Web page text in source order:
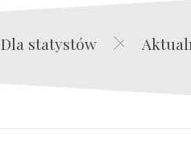
Dla statystów